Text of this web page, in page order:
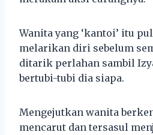
Wanita yang ‘kantoi’ itu
melarikan diri sebelum
ditarik perlahan sambil
bertubi-tubi dia siapa.
Mengejutkan wanita
mencarut dan tersasul